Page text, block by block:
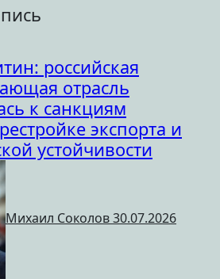
российская
отрасль
к санкциям
экспорта и
устойчивости
Михаил Соколов30.07.2026